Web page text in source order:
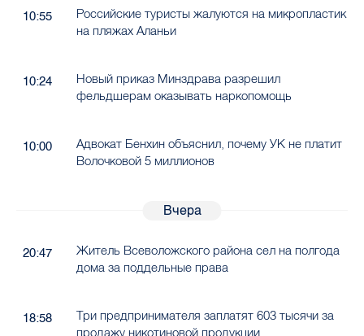
10:55
Российские туристы жалуются на микропластик
на пляжах Аланьи
10:24
Новый приказ Минздрава разрешил
фельдшерам оказывать наркопомощь
10:00
Адвокат Бенхин объяснил, почему УК не платит
Волочковой 5 миллионов
Вчера
20:47
Житель Всеволожского района сел на полгода
дома за поддельные права
18:58
Три предпринимателя заплатят 603 тысячи за
продажу никотиновой продукции